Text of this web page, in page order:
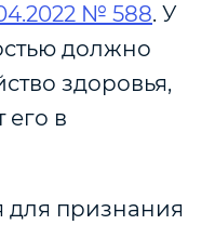
№ 588. У
должно
здоровья,
его в
для признания